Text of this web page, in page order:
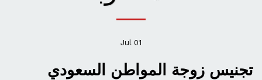
01
Jul
تجنيس زوجة المواطن السعودي